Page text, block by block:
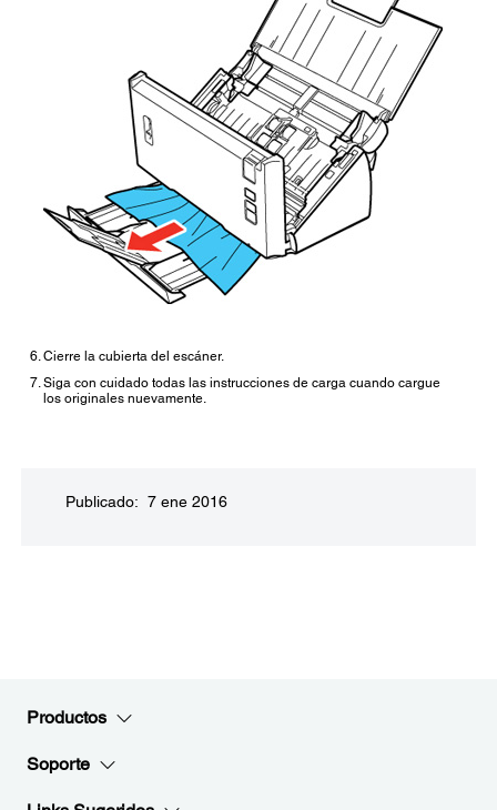
Cierre la cubierta del escáner.
Siga con cuidado todas las instrucciones de carga cuando cargue
los originales nuevamente.
Publicado: 7 ene 2016
Productos
Soporte